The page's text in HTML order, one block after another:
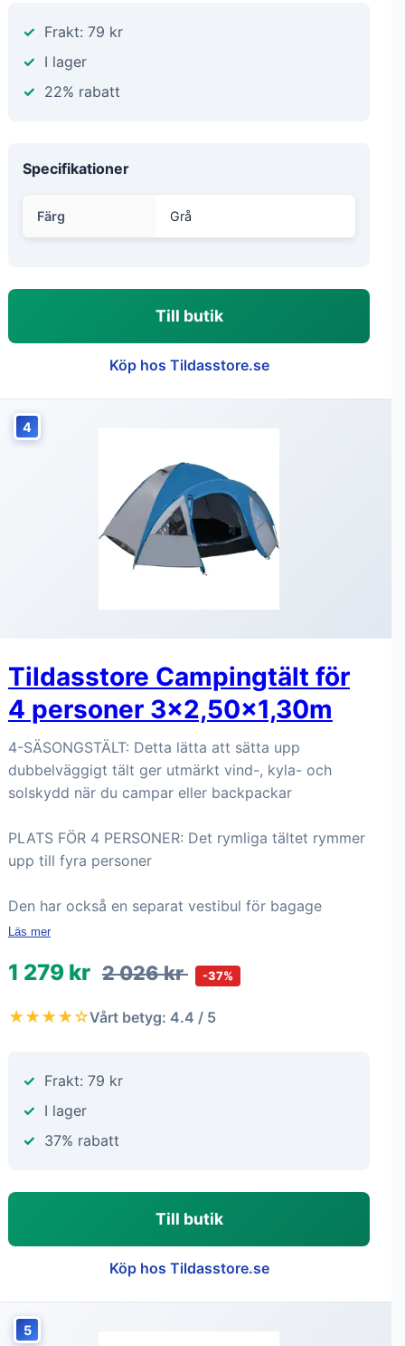
Frakt: 79 kr
I lager
22% rabatt
Specifikationer
Färg Grå
Till butik
Köp hos Tildasstore.se
4
Tildasstore Campingtält för
4 personer 3x2,50x1,30m
4-SÄSONGSTÄLT: Detta lätta att sätta upp
dubbelväggigt tält ger utmärkt vind-, kyla- och
solskydd när du campar eller backpackar
PLATS FÖR 4 PERSONER: Det rymliga tältet rymmer
upp till fyra personer
Den har också en separat vestibul för bagage
Läs mer
1 279 kr 2 026 kr -37%
★★★★☆Vårt betyg: 4.4 / 5
Frakt: 79 kr
I lager
37% rabatt
Till butik
Köp hos Tildasstore.se
5